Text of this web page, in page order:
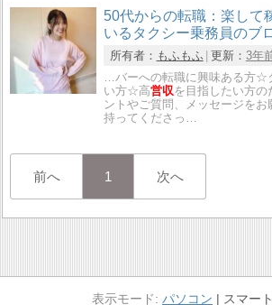
50代からの転職：楽して
いるタクシー乗務員のブ
所有者： もふもふ 更新： 3年
…バーへの転職に興味ある方☆
い方☆高営収を目指したい方の
ントやご質問、メッセージを
持ってくださっ…
前へ 1 次へ
パソコン スマー